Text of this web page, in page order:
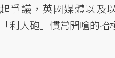
起爭議，英國媒體以及
「利大砲」慣常開嗆的抬